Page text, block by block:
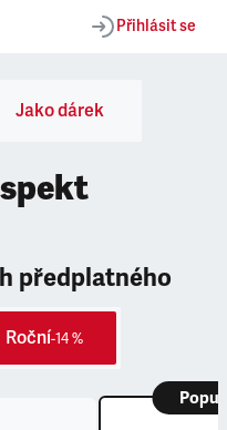
Přihlásit se
Jako dárek
předplatného
Roční-14 %